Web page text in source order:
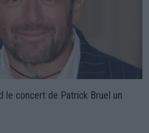
le concert de Patrick Bruel un